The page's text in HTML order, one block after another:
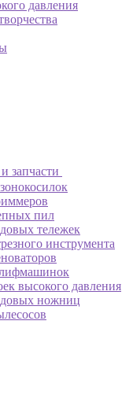
давления
запчасти
пил
тележек
инструмента
высокого давления
ножниц